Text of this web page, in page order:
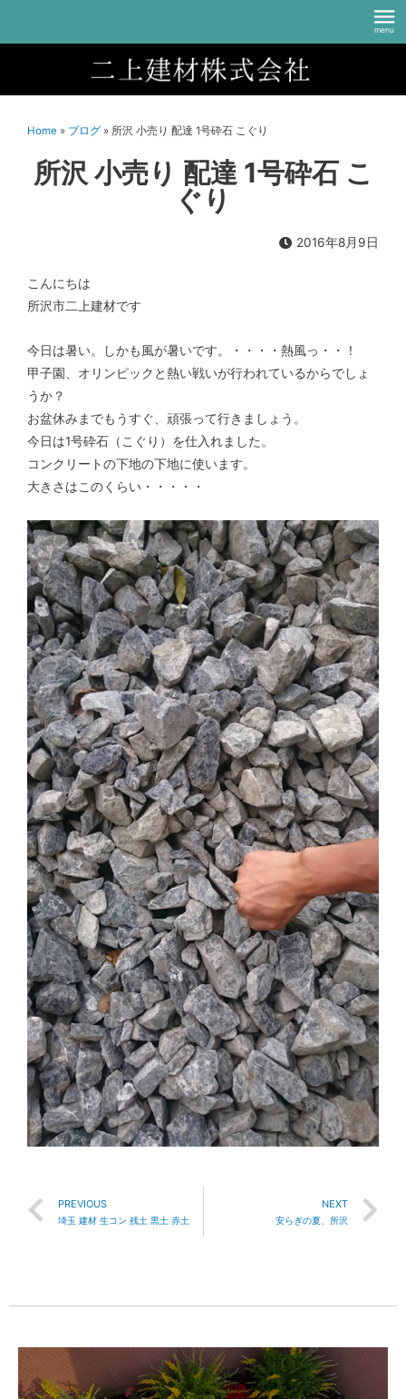
Home » ブログ » 所沢 小売り 配達 1号砕石 こぐり
所沢 小売り 配達 1号砕石 こ
ぐり
2016年8月9日
こんにちは
所沢市二上建材です
今日は暑い。しかも風が暑いです。・・・・熱風っ・・！
甲子園、オリンピックと熱い戦いが行われているからでしょ
うか？
お盆休みまでもうすぐ、頑張って行きましょう。
今日は1号砕石（こぐり）を仕入れました。
コンクリートの下地の下地に使います。
大きさはこのくらい・・・・・
PREVIOUS
埼玉 建材 生コン 残土 黒土 赤土
NEXT
安らぎの夏、所沢